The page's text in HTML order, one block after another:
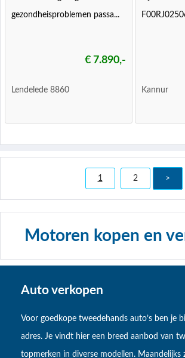
gezondheisproblemen passa...
€ 7.890,-
Lendelede 8860 Kannur
1 2 >
Motoren kopen en
Auto verkopen
Voor goedkope tweedehands auto’s ben je
adres. Je vindt hier een breed aanbod van
topmerken in diverse modellen. Maandelijks